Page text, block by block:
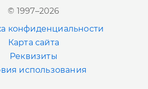
© 1997–2026
конфиденциальности
Карта сайта
Реквизиты
использования
80-51
41-47